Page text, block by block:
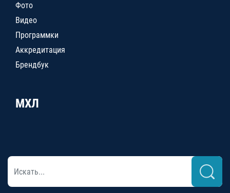
Фото
Видео
Программки
Аккредитация
Брендбук
МХЛ